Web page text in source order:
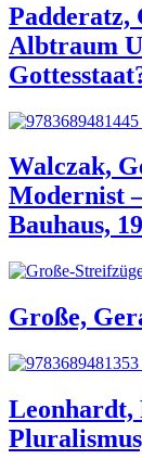
Padderatz,
Albtraum
Walczak,
Modernist
Bauhaus,
Große,
Leonhardt,